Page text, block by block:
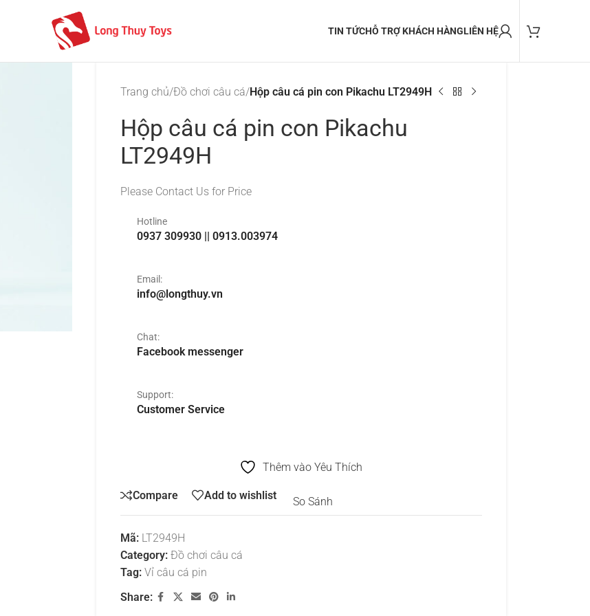
TIN TỨCHỖ TRỢ KHÁCH HÀNGLIÊN HỆ
Trang chủ/Đồ chơi câu cá/Hộp câu cá pin con Pikachu LT2949H
Hộp câu cá pin con Pikachu
LT2949H
Please Contact Us for Price
Hotline
0937 309930 || 0913.003974
Email:
info@longthuy.vn
Chat:
Facebook messenger
Support:
Customer Service
Thêm vào Yêu Thích
Compare Add to wishlist So Sánh
Mã: LT2949H
Category: Đồ chơi câu cá
Tag: Vỉ câu cá pin
Share: